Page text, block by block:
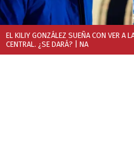
EL KILIY GONZÁLEZ SUEÑA CON VER A
CENTRAL. ¿SE DARÁ? | NA